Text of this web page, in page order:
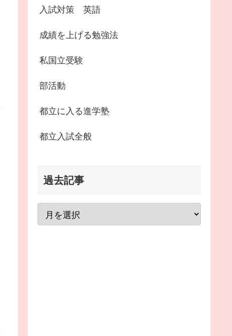
入試対策 英語
成績を上げる勉強法
私国立受験
部活動
都立に入る進学塾
都立入試全般
過去記事